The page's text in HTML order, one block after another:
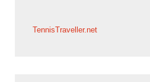
TennisTraveller.net